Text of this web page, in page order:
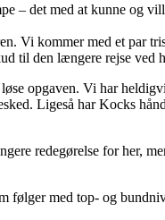
– det med at kunne og
Vi kommer med et par
til den længere rejse
opgaven. Vi har
Ligeså har Kocks
redegørelse for her,
følger med top- og